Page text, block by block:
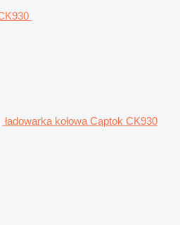
ładowarka kołowa Captok CK930